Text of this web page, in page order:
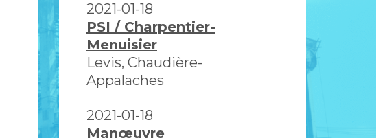
2021-01-18
PSI / Charpentier-
Menuisier
Levis, Chaudière-
Appalaches
2021-01-18
Manœuvre